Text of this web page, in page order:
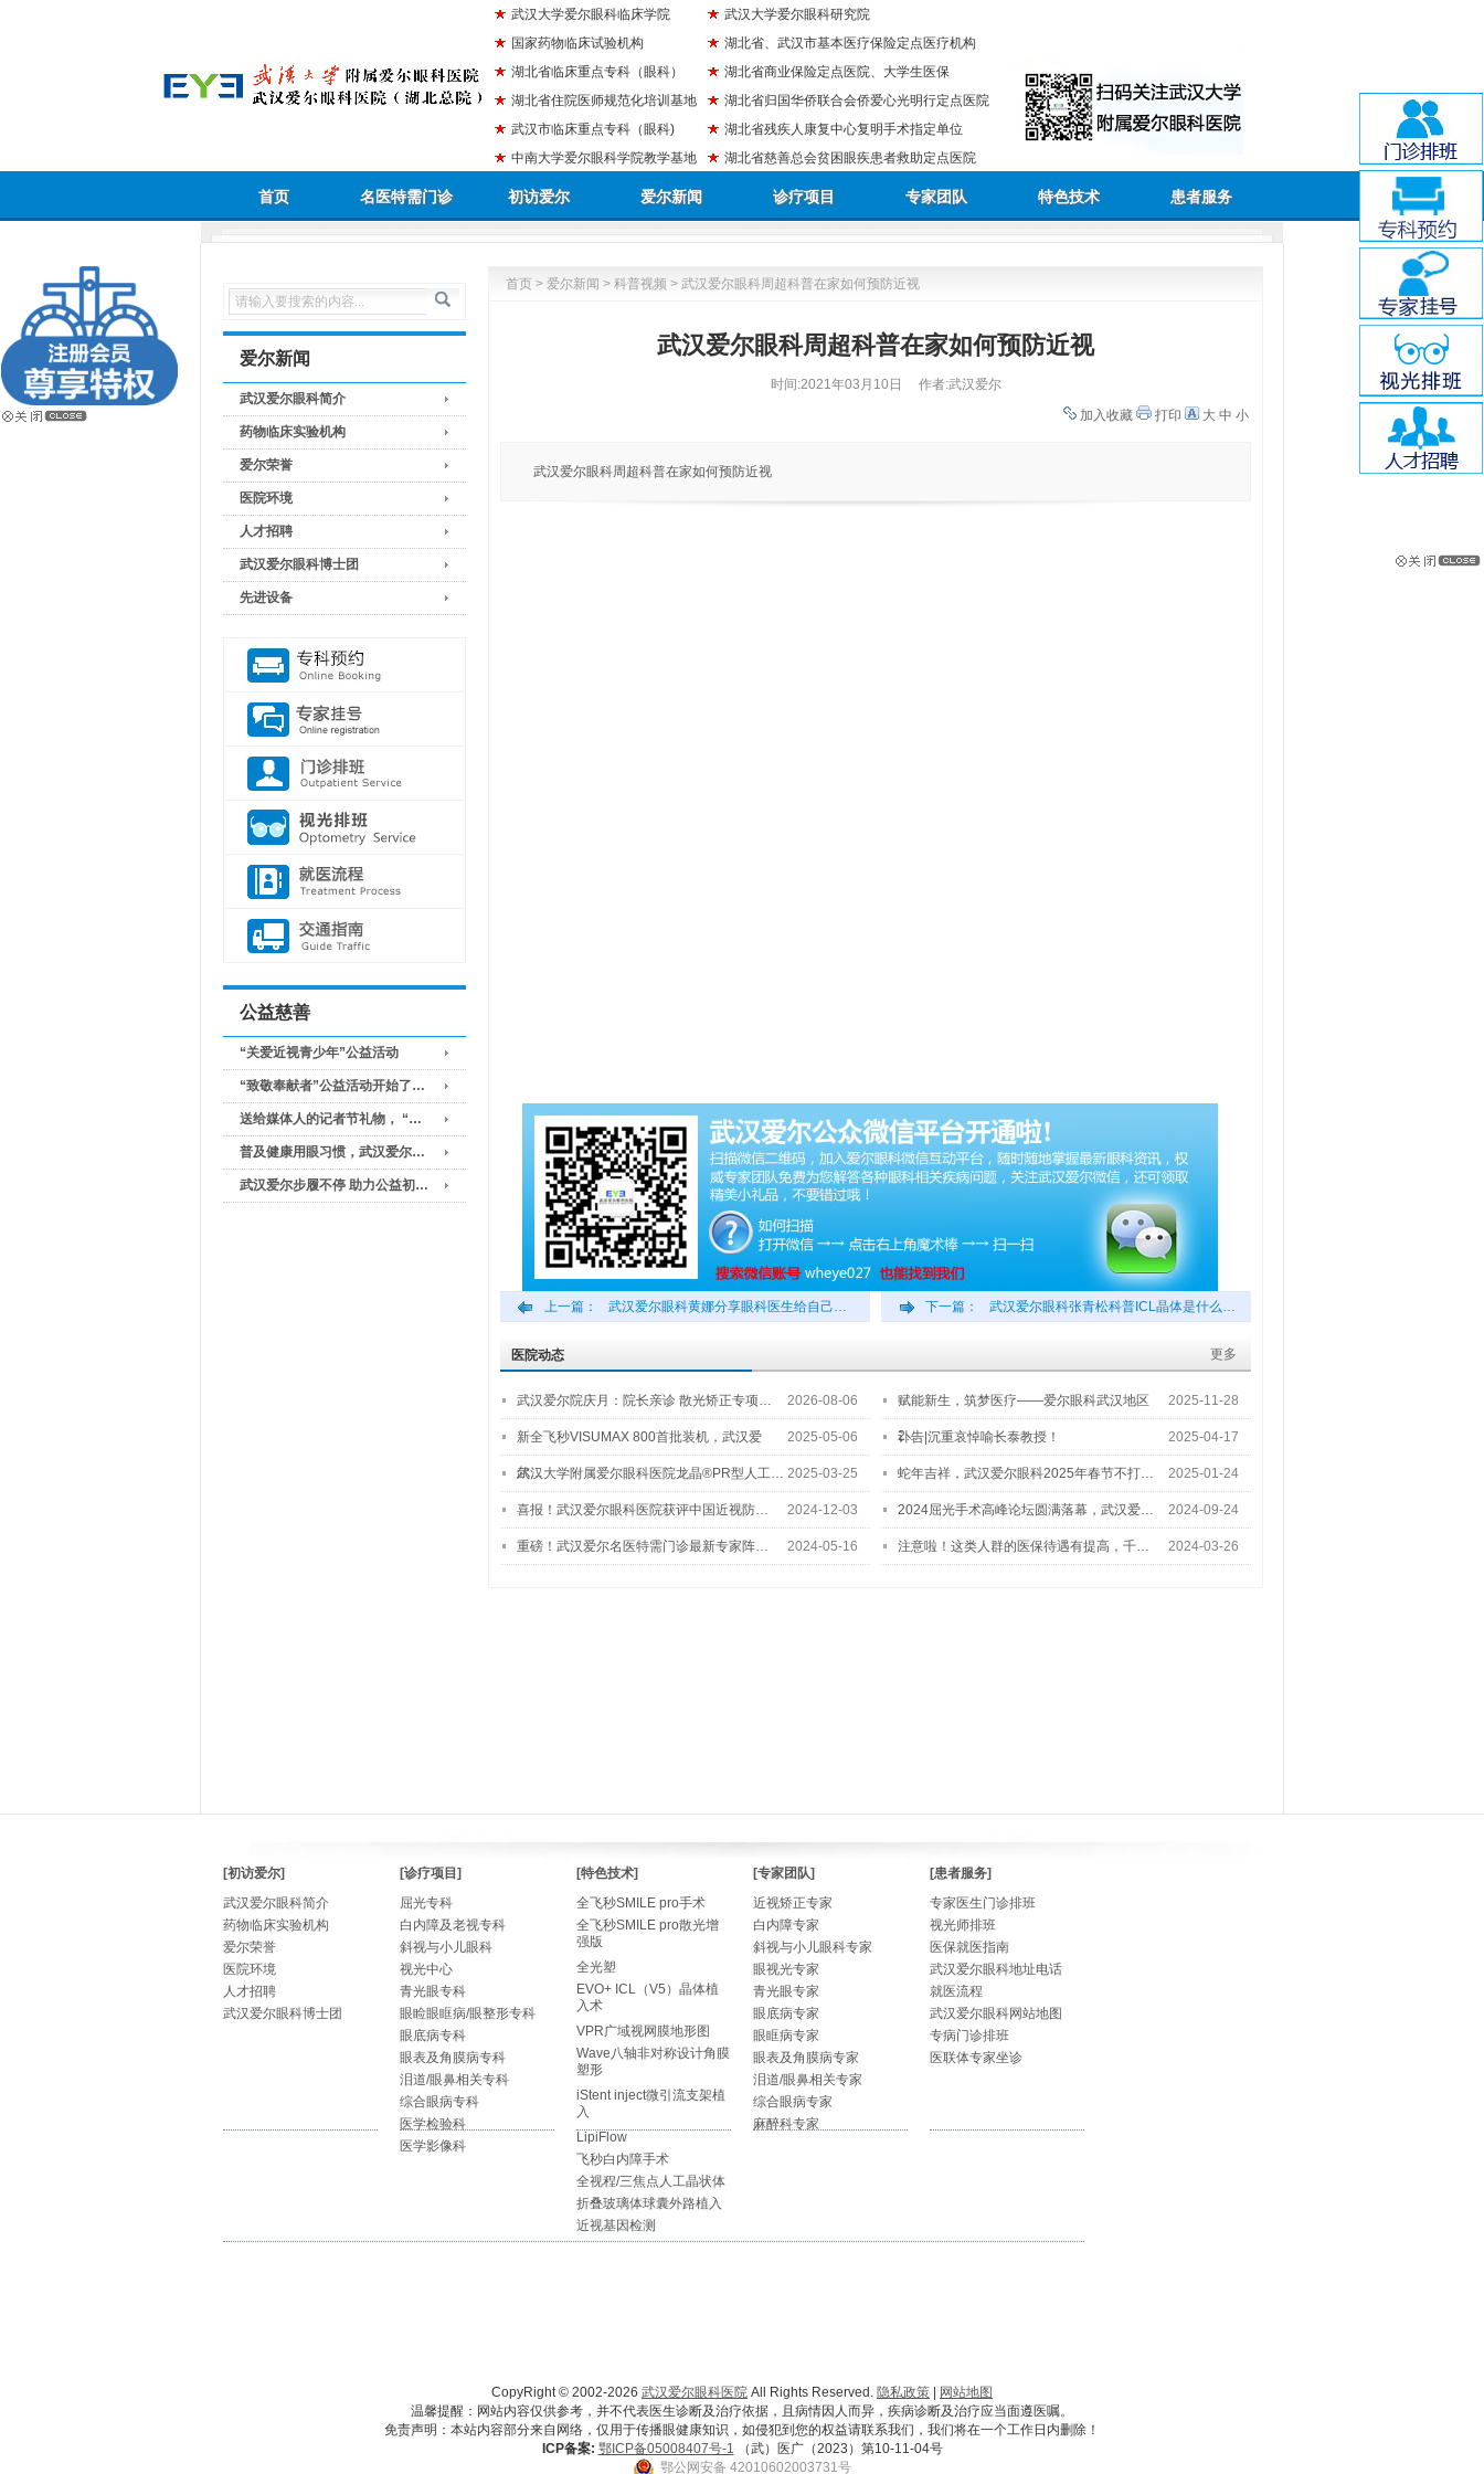
武汉大学爱尔眼科临床学院
国家药物临床试验机构
湖北省临床重点专科（眼科）
湖北省住院医师规范化培训基地
武汉市临床重点专科（眼科)
中南大学爱尔眼科学院教学基地
武汉大学爱尔眼科研究院
湖北省、武汉市基本医疗保险定点医疗机构
湖北省商业保险定点医院、大学生医保
湖北省归国华侨联合会侨爱心光明行定点医院
湖北省残疾人康复中心复明手术指定单位
湖北省慈善总会贫困眼疾患者救助定点医院
首页 名医特需门诊 初访爱尔 爱尔新闻 诊疗项目 专家团队 特色技术 患者服务
爱尔新闻
武汉爱尔眼科简介
药物临床实验机构
爱尔荣誉
医院环境
人才招聘
武汉爱尔眼科博士团
先进设备
公益慈善
“关爱近视青少年”公益活动
“致敬奉献者”公益活动开始了…
送给媒体人的记者节礼物， “…
普及健康用眼习惯，武汉爱尔…
武汉爱尔步履不停 助力公益初…
首页 > 爱尔新闻 > 科普视频 > 武汉爱尔眼科周超科普在家如何预防近视
武汉爱尔眼科周超科普在家如何预防近视
时间:2021年03月10日
作者:武汉爱尔
加入收藏
打印 大 中 小
武汉爱尔眼科周超科普在家如何预防近视
上一篇： 武汉爱尔眼科黄娜分享眼科医生给自己… 下一篇： 武汉爱尔眼科张青松科普ICL晶体是什么…
更多
医院动态
武汉爱尔院庆月：院长亲诊 散光矫正专项… 2026-08-06 赋能新生，筑梦医疗——爱尔眼科武汉地区
2…
2025-11-28
新全飞秒VISUMAX 800首批装机，武汉爱
尔…
2025-05-06 讣告|沉重哀悼喻长泰教授！ 2025-04-17
武汉大学附属爱尔眼科医院龙晶®PR型人工… 2025-03-25 蛇年吉祥，武汉爱尔眼科2025年春节不打… 2025-01-24
喜报！武汉爱尔眼科医院获评中国近视防… 2024-12-03 2024屈光手术高峰论坛圆满落幕，武汉爱… 2024-09-24
重磅！武汉爱尔名医特需门诊最新专家阵… 2024-05-16 注意啦！这类人群的医保待遇有提高，千… 2024-03-26
[初访爱尔]
武汉爱尔眼科简介
药物临床实验机构
爱尔荣誉
医院环境
人才招聘
武汉爱尔眼科博士团
[诊疗项目]
屈光专科
白内障及老视专科
斜视与小儿眼科
视光中心
青光眼专科
眼睑眼眶病/眼整形专科
眼底病专科
眼表及角膜病专科
泪道/眼鼻相关专科
综合眼病专科
医学检验科
医学影像科
[特色技术]
全飞秒SMILE pro手术
全飞秒SMILE pro散光增
强版
全光塑
EVO+ ICL（V5）晶体植
入术
VPR广域视网膜地形图
Wave八轴非对称设计角膜
塑形
iStent inject微引流支架植
入
LipiFlow
飞秒白内障手术
全视程/三焦点人工晶状体
折叠玻璃体球囊外路植入
近视基因检测
[专家团队]
近视矫正专家
白内障专家
斜视与小儿眼科专家
眼视光专家
青光眼专家
眼底病专家
眼眶病专家
眼表及角膜病专家
泪道/眼鼻相关专家
综合眼病专家
麻醉科专家
[患者服务]
专家医生门诊排班
视光师排班
医保就医指南
武汉爱尔眼科地址电话
就医流程
武汉爱尔眼科网站地图
专病门诊排班
医联体专家坐诊
CopyRight © 2002-2026 武汉爱尔眼科医院 All Rights Reserved. 隐私政策
网站地图
温馨提醒：网站内容仅供参考，并不代表医生诊断及治疗依据，且病情因人而异，疾病诊断及治疗应当面遵医嘱。
免责声明：本站内容部分来自网络，仅用于传播眼健康知识，如侵犯到您的权益请联系我们，我们将在一个工作日内删除！
ICP备案: 鄂ICP备05008407号-1 （武）医广（2023）第10-11-04号
鄂公网安备 42010602003731号